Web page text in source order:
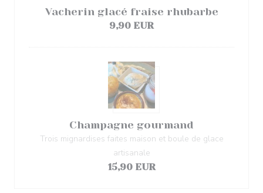
Vacherin glacé fraise rhubarbe
9,90 EUR
Champagne gourmand
Trois mignardises faites maison et boule de glace
artisanale
15,90 EUR